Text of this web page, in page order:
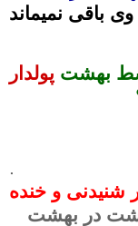
بهشت پولدار
.
شنیدنی و خنده